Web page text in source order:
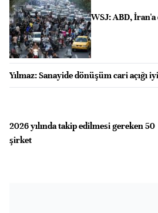
WSJ: ABD, İran'a
Yılmaz: Sanayide dönüşüm cari açığı
2026 yılında takip edilmesi gereken 50
şirket